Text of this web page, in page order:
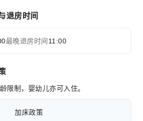
展开全部
退房时间
最晚退房时间 11:00
限制，婴幼儿亦可入住。
加床政策